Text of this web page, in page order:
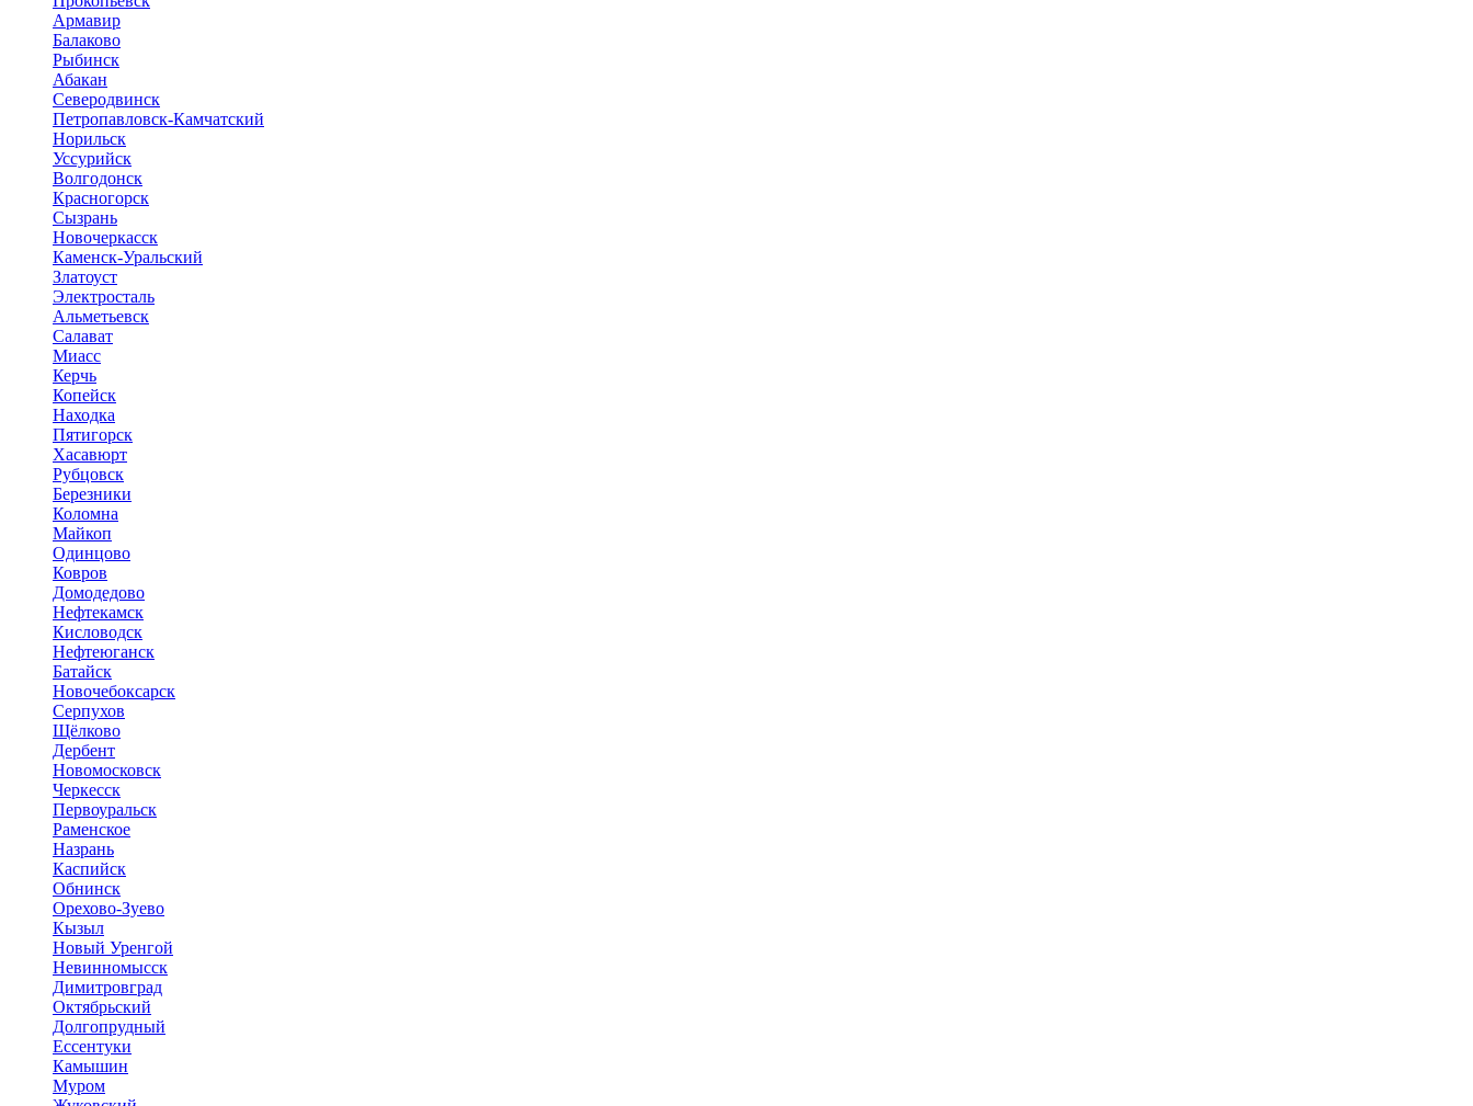
Армавир
Балаково
Рыбинск
Абакан
Северодвинск
Петропавловск-Камчатский
Норильск
Уссурийск
Волгодонск
Красногорск
Сызрань
Новочеркасск
Каменск-Уральский
Златоуст
Электросталь
Альметьевск
Салават
Миасс
Керчь
Копейск
Находка
Пятигорск
Хасавюрт
Рубцовск
Березники
Коломна
Майкоп
Одинцово
Ковров
Домодедово
Нефтекамск
Кисловодск
Нефтеюганск
Батайск
Новочебоксарск
Серпухов
Щёлково
Дербент
Новомосковск
Черкесск
Первоуральск
Раменское
Назрань
Каспийск
Обнинск
Орехово-Зуево
Кызыл
Новый Уренгой
Невинномысск
Димитровград
Октябрьский
Долгопрудный
Ессентуки
Камышин
Муром